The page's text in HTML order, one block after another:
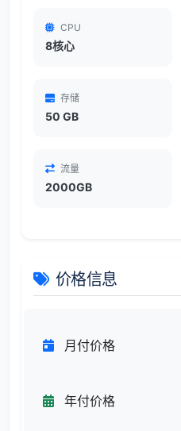
CPU
8核心
存储
50 GB
流量
2000GB
价格信息
月付价格
年付价格